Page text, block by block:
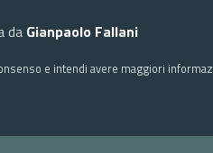
da Gianpaolo Fallani
e intendi avere maggiori